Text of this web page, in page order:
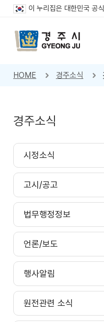
이 누리집은 대한민국 공
HOME 경주소식
경주소식
시정소식
고시/공고
법무행정정보
언론/보도
행사알림
원전관련 소식